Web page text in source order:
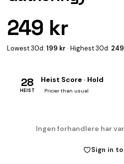
249 kr
Lowest 30d: 199 kr · Highest 30d:
28
HEIST
Heist Score · Hold
Pricier than usual
Ingen forhandlere har
Sign in to